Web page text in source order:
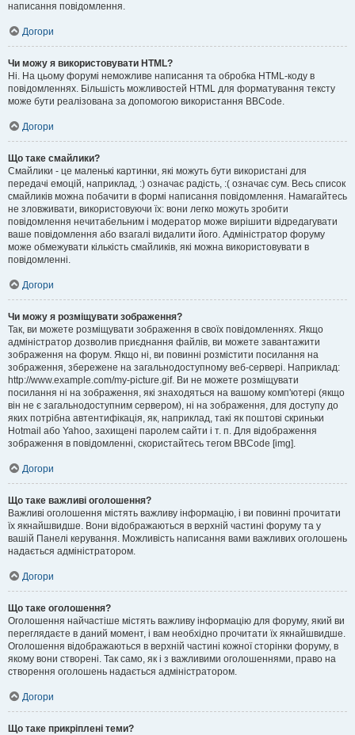
написання повідомлення.
Догори
Чи можу я використовувати HTML?
Ні. На цьому форумі неможливе написання та обробка HTML-коду в
повідомленнях. Більшість можливостей HTML для форматування тексту
може бути реалізована за допомогою використання BBCode.
Догори
Що таке смайлики?
Смайлики - це маленькі картинки, які можуть бути використані для
передачі емоцій, наприклад, :) означає радість, :( означає сум. Весь список
смайликів можна побачити в формі написання повідомлення. Намагайтесь
не зловживати, використовуючи їх: вони легко можуть зробити
повідомлення нечитабельним і модератор може вирішити відредагувати
ваше повідомлення або взагалі видалити його. Адміністратор форуму
може обмежувати кількість смайликів, які можна використовувати в
повідомленні.
Догори
Чи можу я розміщувати зображення?
Так, ви можете розміщувати зображення в своїх повідомленнях. Якщо
адміністратор дозволив приєднання файлів, ви можете завантажити
зображення на форум. Якщо ні, ви повинні розмістити посилання на
зображення, збережене на загальнодоступному веб-сервері. Наприклад:
http://www.example.com/my-picture.gif. Ви не можете розміщувати
посилання ні на зображення, які знаходяться на вашому комп'ютері (якщо
він не є загальнодоступним сервером), ні на зображення, для доступу до
яких потрібна автентифікація, як, наприклад, такі як поштові скриньки
Hotmail або Yahoo, захищені паролем сайти і т. п. Для відображення
зображення в повідомленні, скористайтесь тегом BBCode [img].
Догори
Що таке важливі оголошення?
Важливі оголошення містять важливу інформацію, і ви повинні прочитати
їх якнайшвидше. Вони відображаються в верхній частині форуму та у
вашій Панелі керування. Можливість написання вами важливих оголошень
надається адміністратором.
Догори
Що таке оголошення?
Оголошення найчастіше містять важливу інформацію для форуму, який ви
переглядаєте в даний момент, і вам необхідно прочитати їх якнайшвидше.
Оголошення відображаються в верхній частині кожної сторінки форуму, в
якому вони створені. Так само, як і з важливими оголошеннями, право на
створення оголошень надається адміністратором.
Догори
Що таке прикріплені теми?